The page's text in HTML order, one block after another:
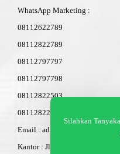
WhatsApp Marketing :
08112622789
08112822789
08112797797
08112797798
08112822503
08112822603
Email : admin@am-baja.com
Kantor : Jl. Gatot Subroto 7b
Silahkan